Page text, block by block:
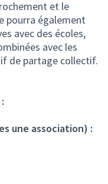
et le
pourra également
avec des écoles,
avec les
de partage collectif.
une association) :